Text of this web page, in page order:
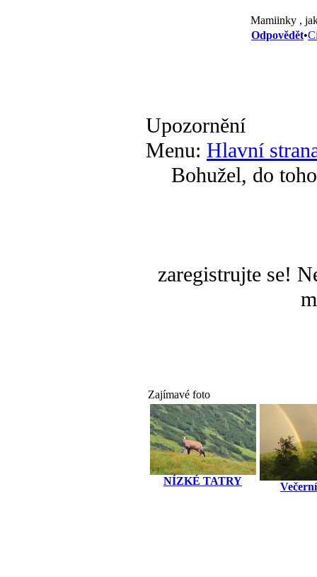
Mamiinky ,
Odpovědět•
Upozornění
Menu: Hlavní
Bohužel, do
zaregistrujte se!
Zajímavé foto
NÍZKÉ TATRY